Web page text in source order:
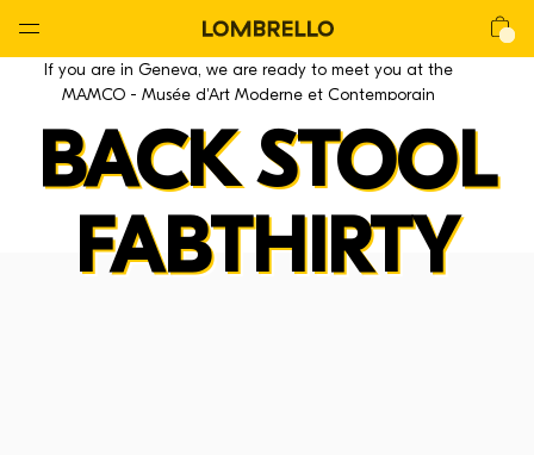
Nav
Open
Menu
Lombrello
If you are in Geneva, we are ready to meet you at the
MAMCO - Musée d'Art Moderne et Contemporain
BACK STOOL
FABTHIRTY
La CHAIR
La Chair